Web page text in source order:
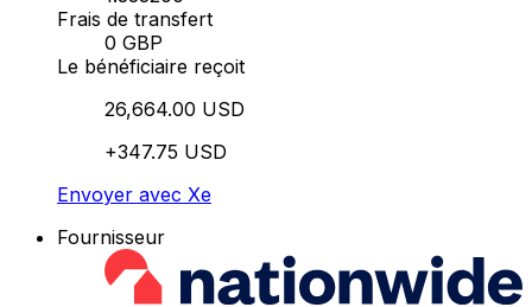
Frais de transfert
0 GBP
Le bénéficiaire reçoit
26,664.00 USD
+347.75 USD
Envoyer avec Xe
Fournisseur